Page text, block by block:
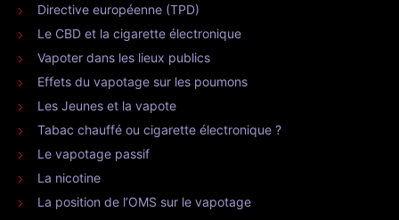
Directive européenne (TPD)
Le CBD et la cigarette électronique
Vapoter dans les lieux publics
Effets du vapotage sur les poumons
Les Jeunes et la vapote
Tabac chauffé ou cigarette électronique ?
Le vapotage passif
La nicotine
La position de l’OMS sur le vapotage